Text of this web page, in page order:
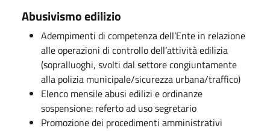
Abusivismo edilizio
Adempimenti di competenza dell’Ente in relazione
alle operazioni di controllo dell’attività edilizia
(sopralluoghi, svolti dal settore congiuntamente
alla polizia municipale/sicurezza urbana/traffico)
Elenco mensile abusi edilizi e ordinanze
sospensione: referto ad uso segretario
Promozione dei procedimenti amministrativi